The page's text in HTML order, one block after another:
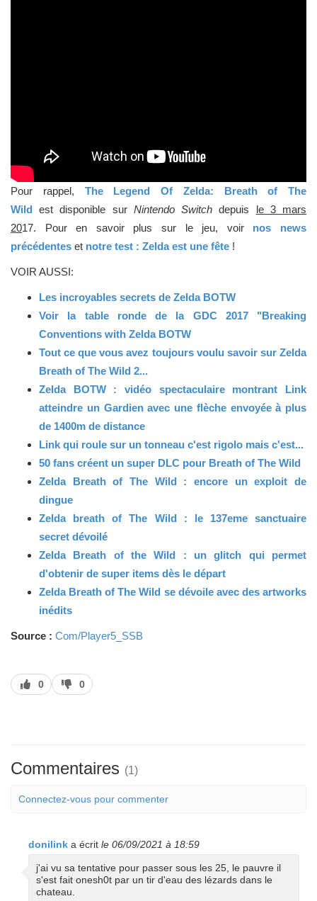
Pour rappel, The Legend Of Zelda: Breath of The
Wild est disponible sur Nintendo Switch depuis le 3 mars
2017. Pour en savoir plus sur le jeu, voir nos news
précédentes et notre test : Zelda est une fête !
VOIR AUSSI:
Les incroyables secrets de Zelda BOTW
Voir la table ronde de la GDC 2017 "Breaking
Conventions with Zelda BOTW
Tout ce que vous avez toujours voulu savoir sur Zelda
Breath of The Wild 2...
Zelda BOTW : vidéo spectaculaire montrant Link
atteindre un Gardien avec une flèche envoyée à plus
de 1400m de distance
Link qui roule sur un tonneau c'est rigolo mais c'est...
50 fans créent un super DLC pour Breath of The Wild
Zelda Breath of The Wild : encore un exploit de
dingue
Zelda breath of The Wild : le 137eme sanctuaire
secret dévoilé
Zelda Breath of the Wild : un glitch qui permet
d'obtenir de super items dès le départ
Zelda Breath of The Wild se dévoile avec des artworks
inédits
Source : Com/Player5_SSB
J’aime
0
J’aime
pas
0
Commentaires (1)
Connectez-vous pour commenter
donilink a écrit le 06/09/2021 à 18:59
j'ai vu sa tentative pour passer sous les 25, le pauvre il
s'est fait onesh0t par un tir d'eau des lézards dans le
chateau.